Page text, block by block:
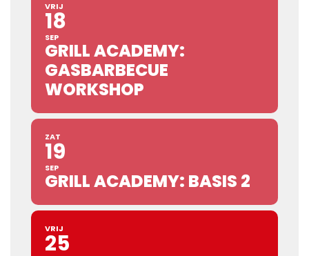
VRIJ
18
SEP
GRILL ACADEMY:
GASBARBECUE
WORKSHOP
ZAT
19
SEP
GRILL ACADEMY: BASIS 2
VRIJ
25